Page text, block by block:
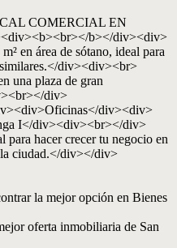
COMERCIAL EN
b></div><div>
en área de sótano, ideal para
div><div><br>
una plaza de gran
div>
div><div>
I</div><div><br></div>
hacer crecer tu negocio en
la ciudad.</div></div>
la mejor opción en Bienes
oferta inmobiliaria de San